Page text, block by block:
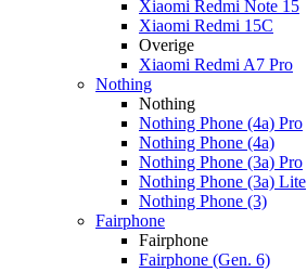
Xiaomi Redmi Note 15
Xiaomi Redmi 15C
Overige
Xiaomi Redmi A7 Pro
Nothing
Nothing
Nothing Phone (4a) Pro
Nothing Phone (4a)
Nothing Phone (3a) Pro
Nothing Phone (3a) Lite
Nothing Phone (3)
Fairphone
Fairphone
Fairphone (Gen. 6)